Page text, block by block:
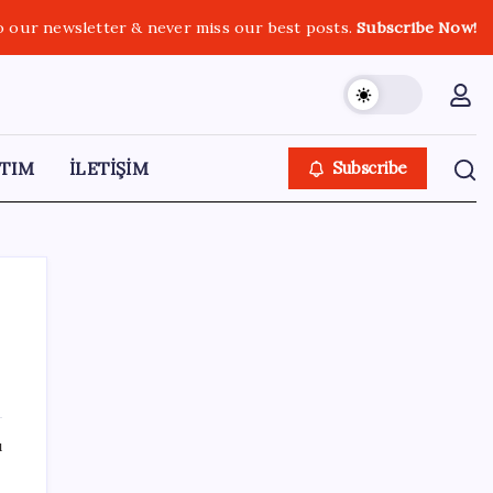
our newsletter & never miss our best posts.Subscribe Now!
İLETİŞİM Subscribe